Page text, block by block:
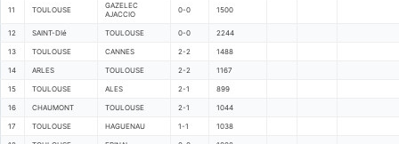
11 TOULOUSE
GAZELEC
AJACCIO
0-0 1500
12 SAINT-DIé TOULOUSE 0-0 2244
13 TOULOUSE CANNES 2-2 1488
14 ARLES TOULOUSE 2-2 1167
15 TOULOUSE ALES 2-1 899
16 CHAUMONT TOULOUSE 2-1 1044
17 TOULOUSE HAGUENAU 1-1 1038